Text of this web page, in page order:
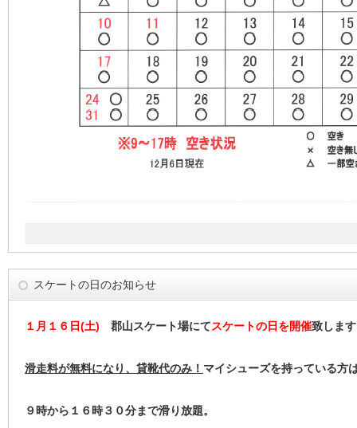
スケートの日のお知らせ
１月１６日(土) 郡山スケート場にてスケートの日を開催致しま
滑走料が無料になり、貸靴代のみ！ マイシューズを持っている方
９時から１６時３０分まで滑り放題。